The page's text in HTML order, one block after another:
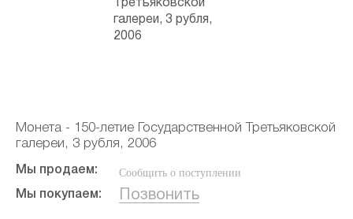
Монета - 150-летие Государственной Третьяковской
галереи, 3 рубля, 2006
Мы продаем: Сообщить о поступлении
Мы покупаем: Позвонить